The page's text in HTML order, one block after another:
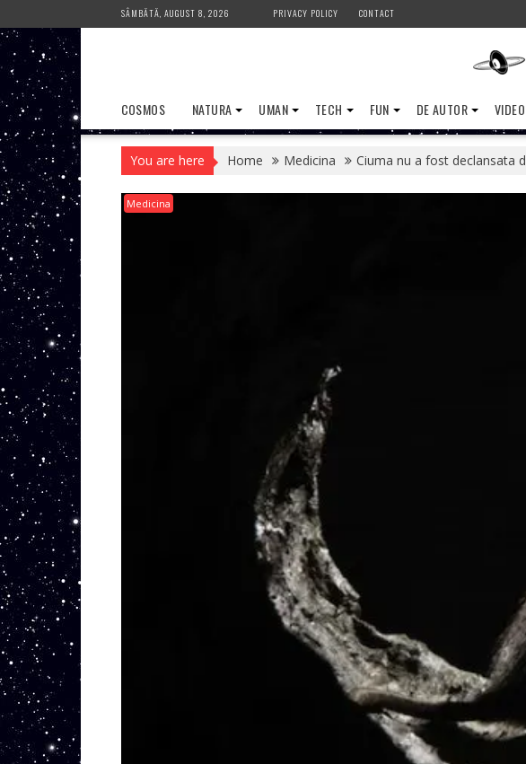
to
content
SÂMBĂTĂ, AUGUST 8, 2026 PRIVACY POLICY CONTACT
COSMOS NATURA UMAN TECH FUN DE AUTOR VIDEO
You are here Home Medicina Ciuma nu a fost declansata
Medicina